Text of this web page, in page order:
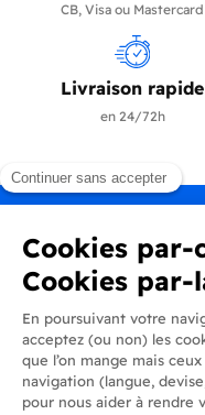
CB, Visa ou Mastercard
Livraison rapide
en 24/72h